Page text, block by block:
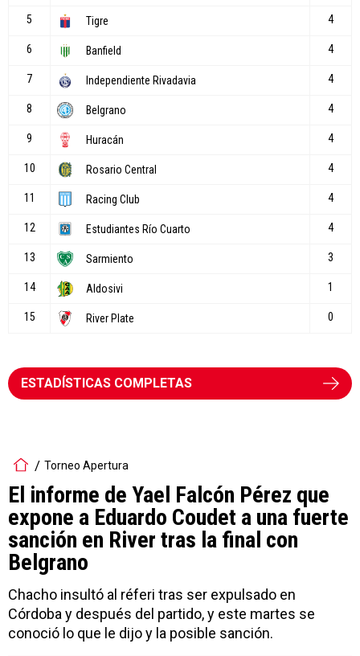
ESTADÍSTICAS COMPLETAS
Torneo Apertura
El informe de Yael Falcón Pérez que
expone a Eduardo Coudet a una fuerte
sanción en River tras la final con
Belgrano
Chacho insultó al réferi tras ser expulsado en
Córdoba y después del partido, y este martes se
conoció lo que le dijo y la posible sanción.